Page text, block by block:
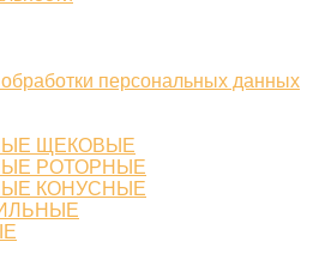
персональных данных
ЩЕКОВЫЕ
РОТОРНЫЕ
КОНУСНЫЕ